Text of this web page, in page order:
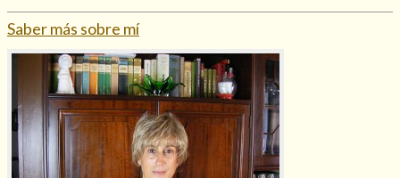
Saber más sobre mí